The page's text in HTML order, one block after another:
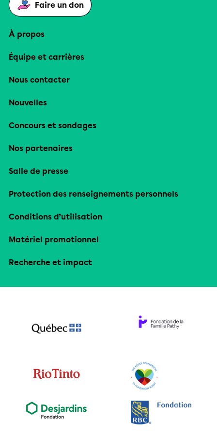
Faire un don
À propos
Équipe et carrières
Nous contacter
Nouvelles
Concours et sondages
Nos partenaires
Salle de presse
Protection des renseignements personnels
Conditions d’utilisation
Matériel promotionnel
Recherche et impact